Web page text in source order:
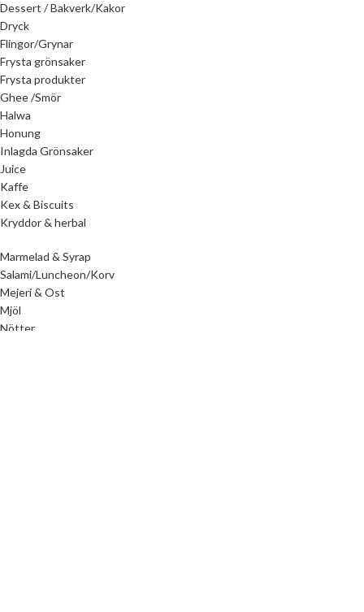
Dessert / Bakverk/Kakor
Dryck
Flingor/Grynar
Frysta grönsaker
Frysta produkter
Ghee /Smör
Halwa
Honung
Inlagda Grönsaker
Juice
Kaffe
Kex & Biscuits
Kryddor & herbal
Marmelad & Syrap
Salami/Luncheon/Korv
Mejeri & Ost
Mjöl
Nötter